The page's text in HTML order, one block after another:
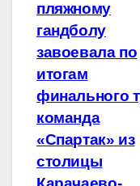
пляжному
гандболу
завоевала по
итогам
финального
команда
«Спартак» из
столицы